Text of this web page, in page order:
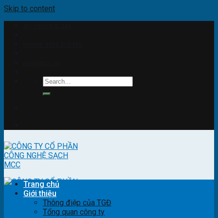
Skip to content
Trang chủ
Giới thiệu
Thông điệp của TGĐ
Tổng quan công ty